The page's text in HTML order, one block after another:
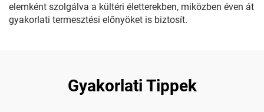
elemként szolgálva a kültéri életterekben, miközben éven át
gyakorlati termesztési előnyöket is biztosít.
Gyakorlati Tippek